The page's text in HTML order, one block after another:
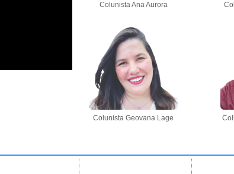
Colunista Ana Aurora
Colunista Geovana Lage